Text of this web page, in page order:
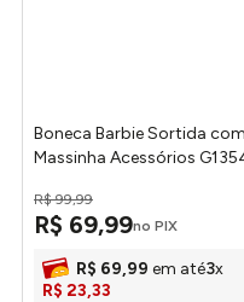
Boneca Barbie Sortida com
Massinha Acessórios
R$ 99,99
R$ 69,99no PIX
R$ 69,99 em até3x
R$ 23,33